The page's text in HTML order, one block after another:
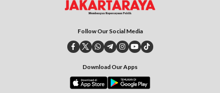
Follow Our Social Media
Download Our Apps